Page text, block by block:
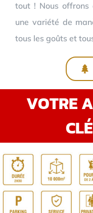
tout ! Nous offrons
une variété de
tous les goûts et
VOTRE